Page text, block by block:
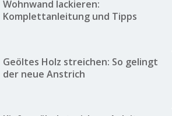
Wohnwand lackieren:
Komplettanleitung und Tipps
Geöltes Holz streichen: So gelingt
der neue Anstrich